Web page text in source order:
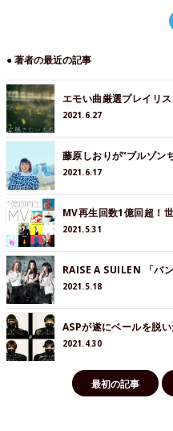
● 著者の最近の記事
エモい曲厳選プレイリ
2021.6.27
藤原しおりが“ブルゾン
2021.6.17
MV再生回数1億回超！
2021.5.31
RAISE A SUILEN 「バ
2021.5.18
ASPが遂にベールを脱
2021.4.30
最初の記事